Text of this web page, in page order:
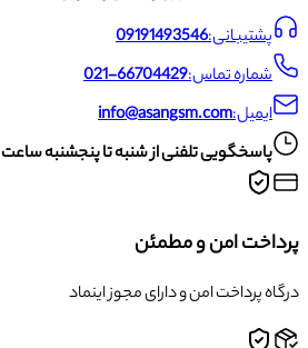
پشتیبانی:09191493546
شماره تماس:021-66704429
ایمیل:info@asangsm.com
پاسخگویی تلفنی از شنبه تا پنجشنبه ساعت ۱۰ الی ۱۹
پرداخت امن و مطمئن
درگاه پرداخت امن و دارای مجوز اینماد